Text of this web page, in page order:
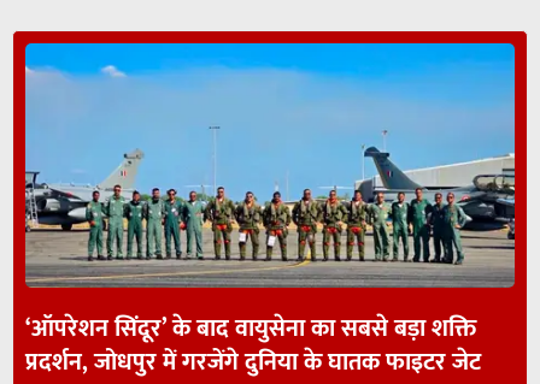
‘ऑपरेशन सिंदूर’ के बाद वायुसेना का सबसे बड़ा शक्ति
प्रदर्शन, जोधपुर में गरजेंगे दुनिया के घातक फाइटर जेट